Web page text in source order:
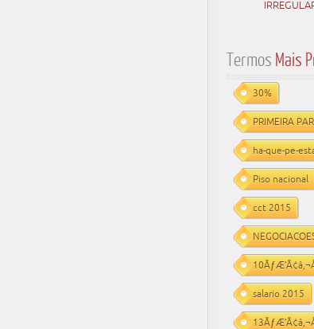
Termos Mais
30%
PRIMEIRA
ha-que-pe-
Piso nacional
cct 2015
salario 2015